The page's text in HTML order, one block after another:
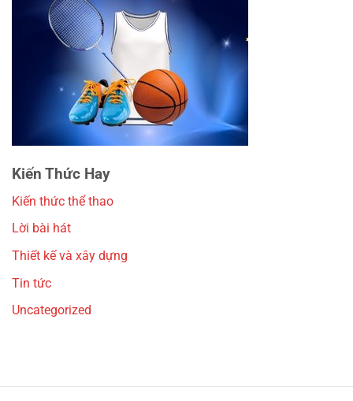
Kiến Thức Hay
Kiến thức thể thao
Lời bài hát
Thiết kế và xây dựng
Tin tức
Uncategorized